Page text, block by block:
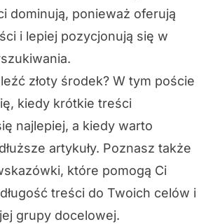
dominują, ponieważ oferują
i lepiej pozycjonują się w
złoty środek? W tym poście
kiedy krótkie treści
najlepiej, a kiedy warto
artykuły. Poznasz także
które pomogą Ci
treści do Twoich celów i
grupy docelowej.